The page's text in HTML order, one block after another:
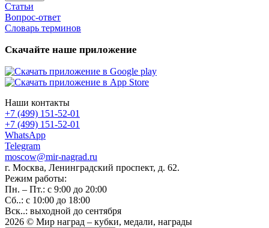
Статьи
Вопрос-ответ
Словарь терминов
Скачайте наше приложение
Наши контакты
+7 (499) 151-52-01
+7 (499) 151-52-01
WhatsApp
Telegram
moscow@mir-nagrad.ru
г. Москва, Ленинградский проспект, д. 62.
Режим работы:
Пн. – Пт.: с 9:00 до 20:00
Сб..: с 10:00 до 18:00
Вск..: выходной до сентября
2026 © Мир наград – кубки, медали, награды